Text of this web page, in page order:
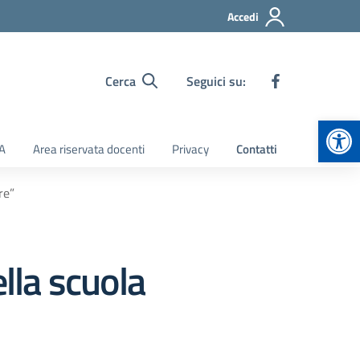
Accedi
Cerca Seguici su:
Area riservata docenti Privacy Contatti
scuola